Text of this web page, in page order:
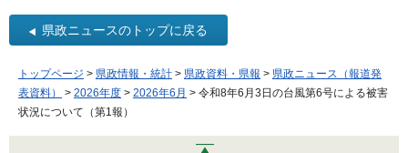
県政ニュースのトップに戻る
トップページ > 県政情報・統計 > 県政資料・県報 > 県政ニュース（報道発
表資料）
> 2026年度 > 2026年6月 > 令和8年6月3日の台風第6号による被害
状況について（第1報）